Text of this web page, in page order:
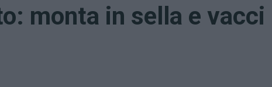
monta in sella e vacci